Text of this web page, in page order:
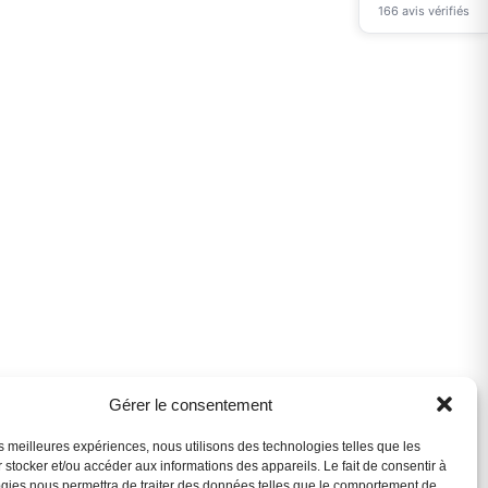
Gérer le consentement
meilleures expériences, nous utilisons des technologies telles que les
stocker et/ou accéder aux informations des appareils. Le fait de consentir à
166 avis vérifiés